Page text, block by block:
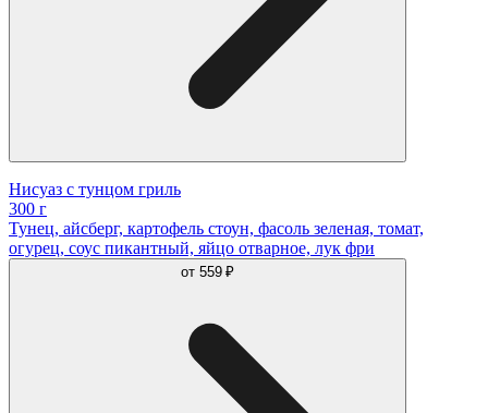
Нисуаз с тунцом гриль
300 г
Тунец, айсберг, картофель стоун, фасоль зеленая, томат,
огурец, соус пикантный, яйцо отварное, лук фри
от 559 ₽